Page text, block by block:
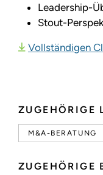
ZUGEHÖRIGE
M&A-BERATUNG
ZUGEHÖRIGE
Leadership-
Stout-
Vollständigen